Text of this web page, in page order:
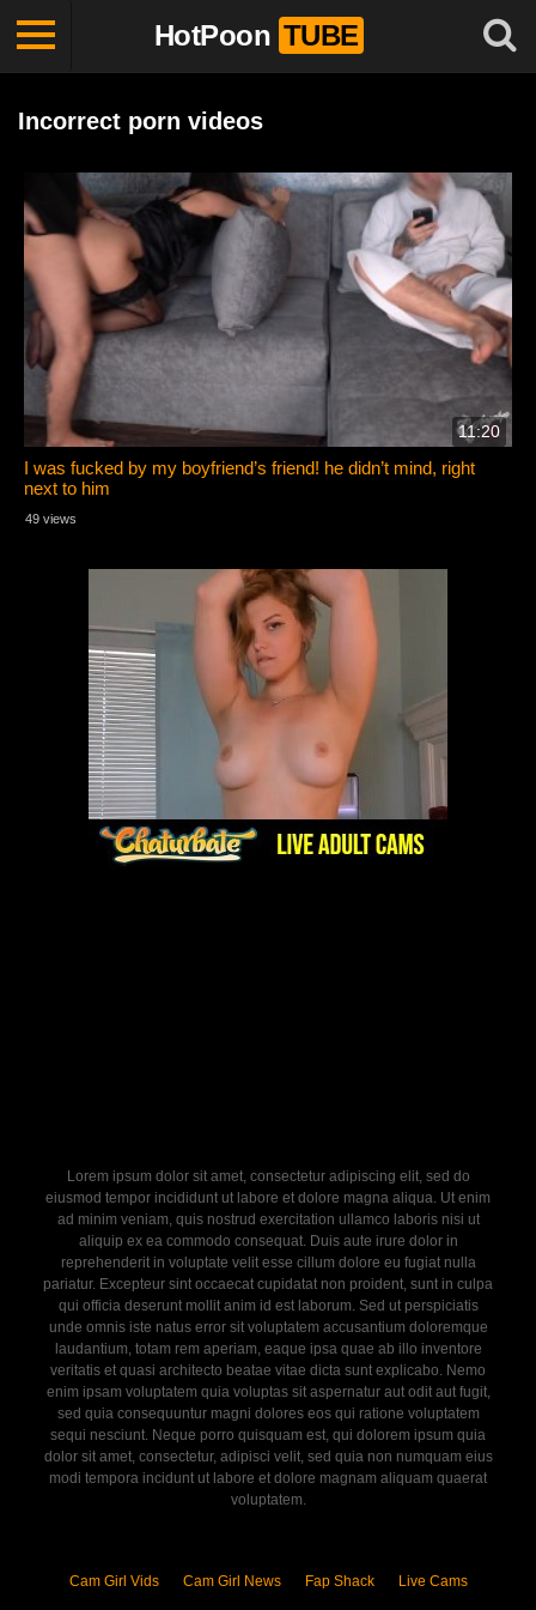
HotPoon TUBE
Incorrect porn videos
11:20
I was fucked by my boyfriend’s friend! he didn’t mind, right
next to him
49 views
Lorem ipsum dolor sit amet, consectetur adipiscing elit, sed do
eiusmod tempor incididunt ut labore et dolore magna aliqua. Ut enim
ad minim veniam, quis nostrud exercitation ullamco laboris nisi ut
aliquip ex ea commodo consequat. Duis aute irure dolor in
reprehenderit in voluptate velit esse cillum dolore eu fugiat nulla
pariatur. Excepteur sint occaecat cupidatat non proident, sunt in culpa
qui officia deserunt mollit anim id est laborum. Sed ut perspiciatis
unde omnis iste natus error sit voluptatem accusantium doloremque
laudantium, totam rem aperiam, eaque ipsa quae ab illo inventore
veritatis et quasi architecto beatae vitae dicta sunt explicabo. Nemo
enim ipsam voluptatem quia voluptas sit aspernatur aut odit aut fugit,
sed quia consequuntur magni dolores eos qui ratione voluptatem
sequi nesciunt. Neque porro quisquam est, qui dolorem ipsum quia
dolor sit amet, consectetur, adipisci velit, sed quia non numquam eius
modi tempora incidunt ut labore et dolore magnam aliquam quaerat
voluptatem.
Cam Girl Vids Cam Girl News Fap Shack Live Cams